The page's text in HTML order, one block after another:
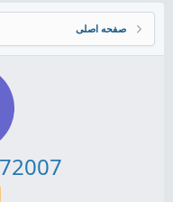
صفحه اصلی